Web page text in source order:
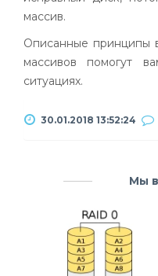
массив.
Описанные принципы
массивов помогут
ситуациях.
30.01.2018 13:52:24
Мы